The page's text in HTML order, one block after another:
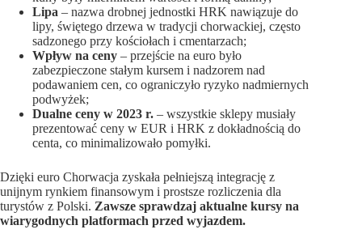
Lipa – nazwa drobnej jednostki HRK nawiązuje do
lipy, świętego drzewa w tradycji chorwackiej, często
sadzonego przy kościołach i cmentarzach;
Wpływ na ceny – przejście na euro było
zabezpieczone stałym kursem i nadzorem nad
podawaniem cen, co ograniczyło ryzyko nadmiernych
podwyżek;
Dualne ceny w 2023 r. – wszystkie sklepy musiały
prezentować ceny w EUR i HRK z dokładnością do
centa, co minimalizowało pomyłki.
Dzięki euro Chorwacja zyskała pełniejszą integrację z
unijnym rynkiem finansowym i prostsze rozliczenia dla
turystów z Polski. Zawsze sprawdzaj aktualne kursy na
wiarygodnych platformach przed wyjazdem.